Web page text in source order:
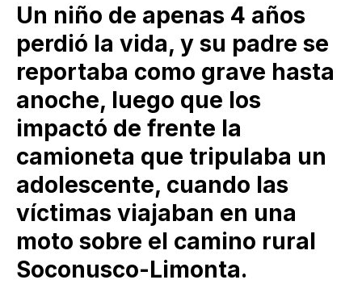
Un niño de apenas 4 años
perdió la vida, y su padre se
reportaba como grave hasta
anoche, luego que los
impactó de frente la
camioneta que tripulaba un
adolescente, cuando las
víctimas viajaban en una
moto sobre el camino rural
Soconusco-Limonta.